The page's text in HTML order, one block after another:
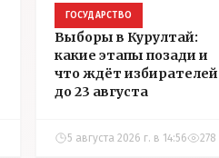
ГОСУДАРСТВО
Выборы в Курултай:
какие этапы позади и
что ждёт избирателей
до 23 августа
5 августа 2026 г. в 14:56 278